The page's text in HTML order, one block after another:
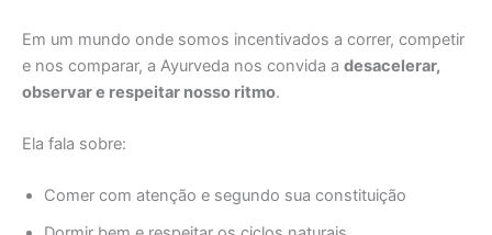
Em um mundo onde somos incentivados a correr, competir
e nos comparar, a Ayurveda nos convida a desacelerar,
observar e respeitar nosso ritmo.
Ela fala sobre:
Comer com atenção e segundo sua constituição